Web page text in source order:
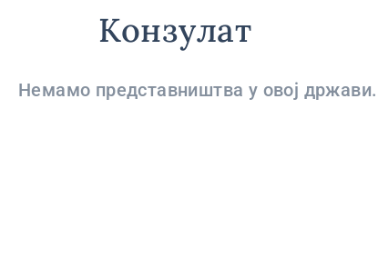
Конзулат
Немамо представништва у овој држави.